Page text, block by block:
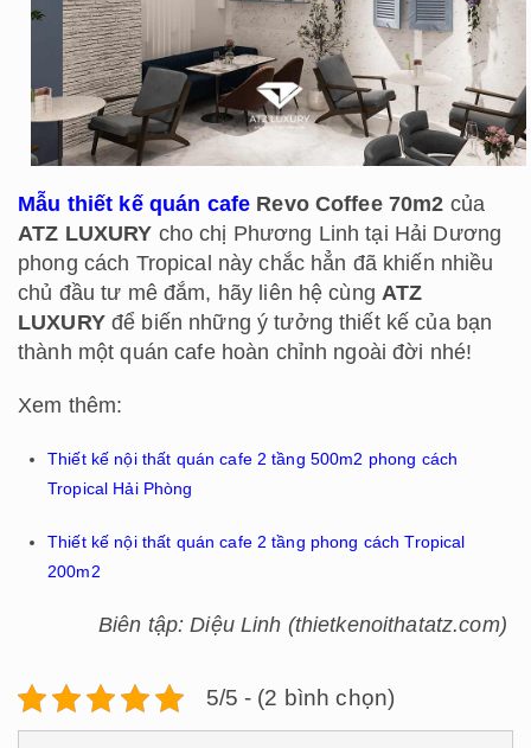
Mẫu thiết kế quán cafe Revo Coffee 70m2 của
ATZ LUXURY cho chị Phương Linh tại Hải Dương
phong cách Tropical này chắc hẳn đã khiến nhiều
chủ đầu tư mê đắm, hãy liên hệ cùngATZ
LUXURYđể biến những ý tưởng thiết kế của bạn
thành một quán cafe hoàn chỉnh ngoài đời nhé!
Xem thêm:
Thiết kế nội thất quán cafe 2 tầng 500m2 phong cách
Tropical Hải Phòng
Thiết kế nội thất quán cafe 2 tầng phong cách Tropical
200m2
Biên tập: Diệu Linh (thietkenoithatatz.com)
5/5 - (2 bình chọn)